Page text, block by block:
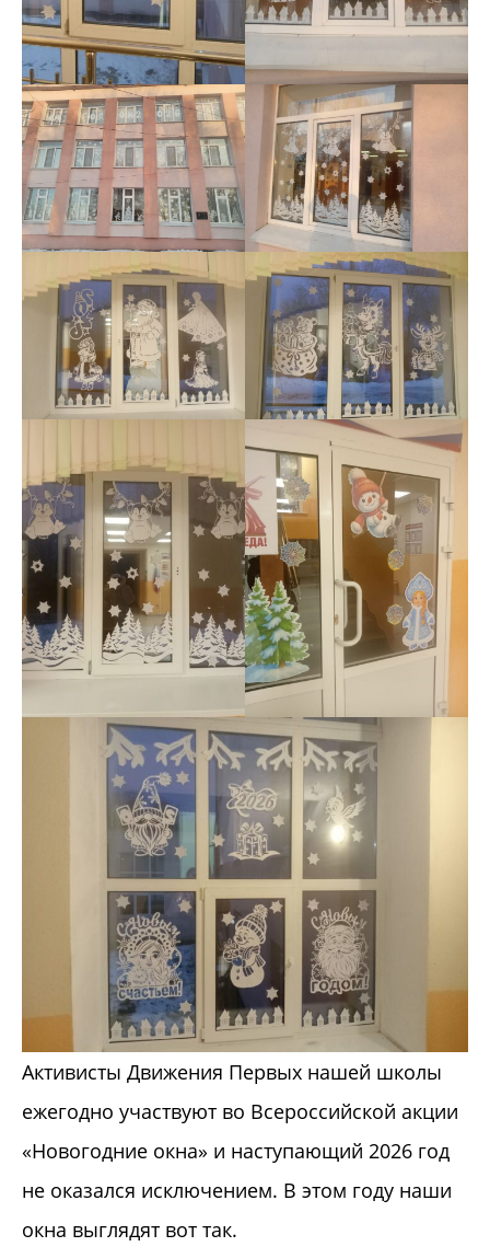
Активисты Движения Первых нашей школы
ежегодно участвуют во Всероссийской акции
«Новогодние окна» и наступающий 2026 год
не оказался исключением. В этом году наши
окна выглядят вот так.